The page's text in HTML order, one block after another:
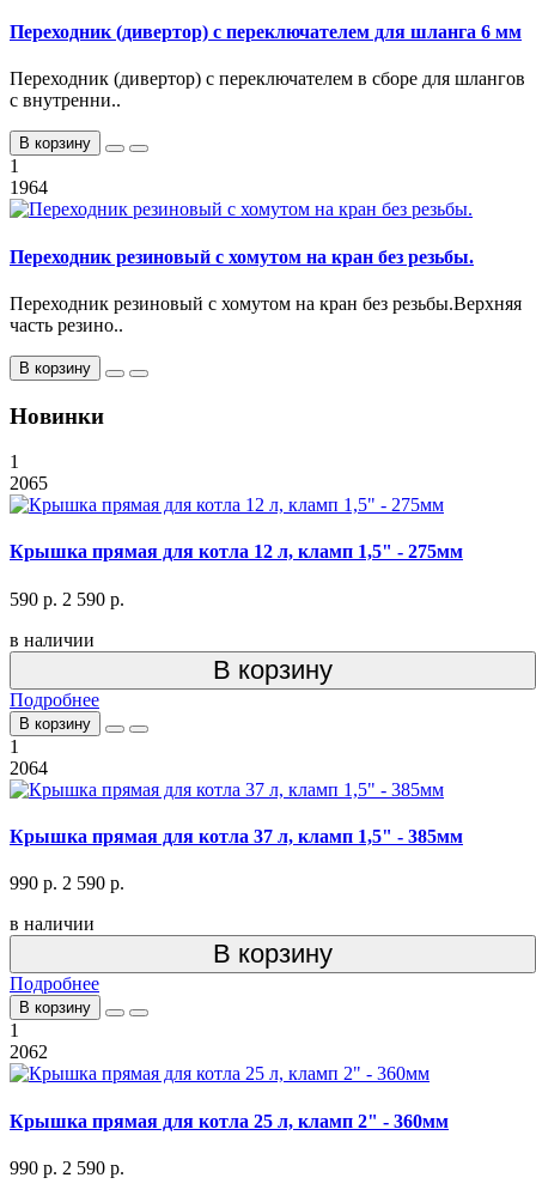
Переходник (дивертор) с переключателем для шланга 6 мм
Переходник (дивертор) с переключателем в сборе для шлангов
с внутренни..
В корзину
1
1964
Переходник резиновый с хомутом на кран без резьбы.
Переходник резиновый с хомутом на кран без резьбы.Верхняя
часть резино..
В корзину
Новинки
1
2065
Крышка прямая для котла 12 л, кламп 1,5" - 275мм
590 р. 2 590 р.
в наличии
В корзину
Подробнее
В корзину
1
2064
Крышка прямая для котла 37 л, кламп 1,5" - 385мм
990 р. 2 590 р.
в наличии
В корзину
Подробнее
В корзину
1
2062
Крышка прямая для котла 25 л, кламп 2" - 360мм
990 р. 2 590 р.